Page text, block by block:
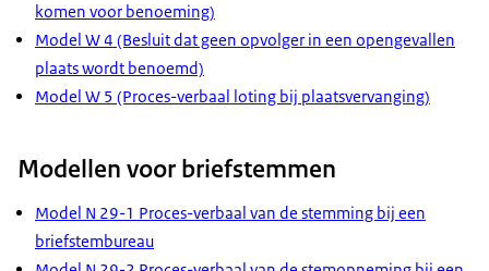
komen voor benoeming)
Model W 4 (Besluit dat geen opvolger in een opengevallen
plaats wordt benoemd)
Model W 5 (Proces-verbaal loting bij plaatsvervanging)
Modellen voor briefstemmen
Model N 29-1 Proces-verbaal van de stemming bij een
briefstembureau